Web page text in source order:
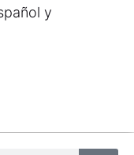
y